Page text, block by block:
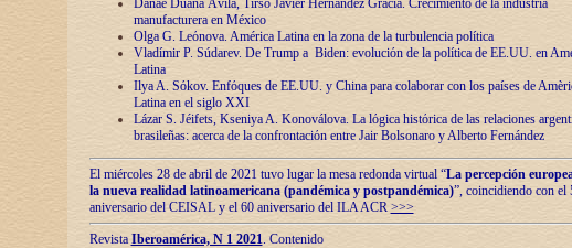
Dánae Duana Ávila, Tirso Javier Hernández Gracia. Crecimiento de la industria
manufacturera en México
Olga G. Leόnova. América Latina en la zona de la turbulencia política
Vladímir P. Súdarev. De Trump a Biden: evoluciόn de la política de EE.UU. en
Latina
Ilya A. Sόkov. Enfόques de EE.UU. y China para colaborar con los países de
Latina en el siglo XXI
Lázar S. Jéifets, Kseniya A. Konoválova. La lόgica histόrica de las relaciones
brasileñas: acerca de la confrontaciόn entre Jair Bolsonaro y Alberto Fernández
El miércoles 28 de abril de 2021 tuvo lugar la mesa redonda virtual “La percepción
la nueva realidad latinoamericana (pandémica y postpandémica)”, coincidiendo con el
aniversario del CEISAL y el 60 aniversario del ILA ACR >>>
Revista Iberoamérica, N 1 2021. Contenido